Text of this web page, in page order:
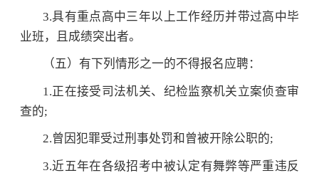
3.具有重点高中三年以上工作经历并带过高中毕
业班，且成绩突出者。
（五）有下列情形之一的不得报名应聘：
1.正在接受司法机关、纪检监察机关立案侦查审
查的;
2.曾因犯罪受过刑事处罚和曾被开除公职的;
3.近五年在各级招考中被认定有舞弊等严重违反